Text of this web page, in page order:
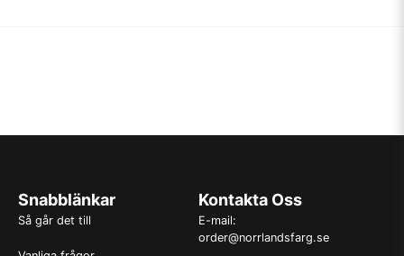
Snabblänkar
Så går det till
Kontakta Oss
E-mail:
order@norrlandsfarg.se